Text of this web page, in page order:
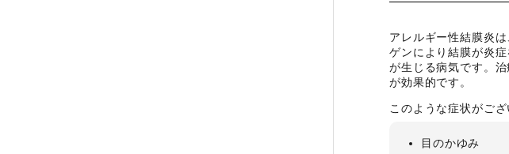
アレルギー性結膜炎
ゲンにより結膜が炎
が生じる病気です。
が効果的です。
このような症状がご
目のかゆみ